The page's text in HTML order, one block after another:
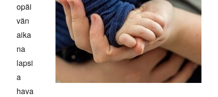
opäi
vän
aika
na
lapsi
a
hava